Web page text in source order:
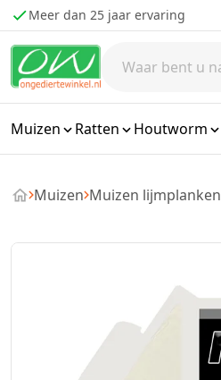
Ga naar de inhoud
Meer dan 25 jaar ervaring
Muizen Ratten Houtworm
Muizen Muizen lijmplanken